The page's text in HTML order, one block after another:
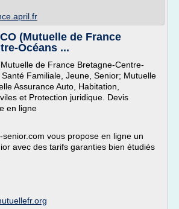
(Mutuelle de France
Océans ...
de France Bretagne-Centre-
Familiale, Jeune, Senior; Mutuelle
Assurance Auto, Habitation,
et Protection juridique. Devis
en ligne
vous propose en ligne un
avec des tarifs garanties bien étudiés